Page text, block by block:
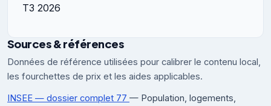
T3 2026
Sources & références
Données de référence utilisées pour calibrer le contenu local,
les fourchettes de prix et les aides applicables.
INSEE — dossier complet 77 — Population, logements,